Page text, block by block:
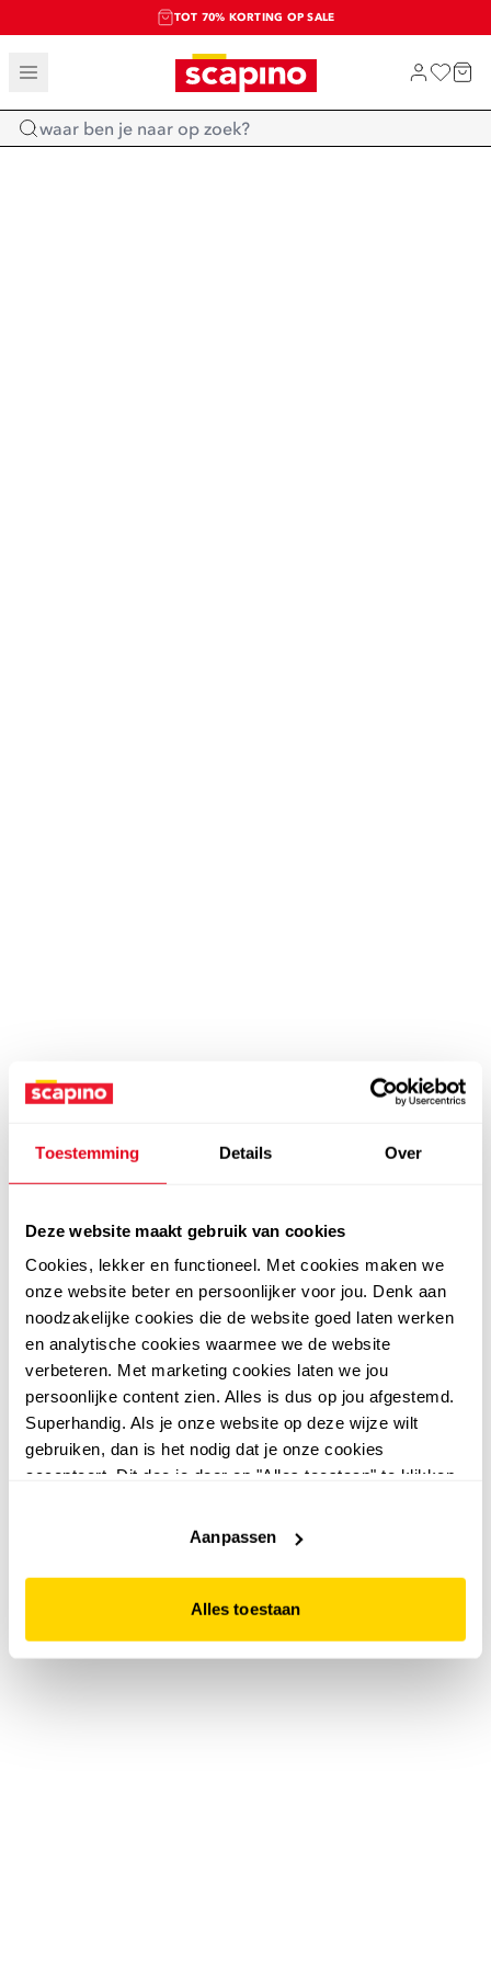
Toestemming Details Over
Deze website maakt gebruik van cookies
Cookies, lekker en functioneel. Met cookies maken we
onze website beter en persoonlijker voor jou. Denk aan
noodzakelijke cookies die de website goed laten werken
en analytische cookies waarmee we de website
verbeteren. Met marketing cookies laten we jou
persoonlijke content zien. Alles is dus op jou afgestemd.
Superhandig. Als je onze website op deze wijze wilt
gebruiken, dan is het nodig dat je onze cookies
accepteert. Dit doe je door op "Alles toestaan" te klikken.
website niet optimaal functioneert.
Aanpassen
Alles toestaan
TOT 70% KORTING OP SALE
SALE: LAATSTE KANS!
SHOP NIEUW
Home